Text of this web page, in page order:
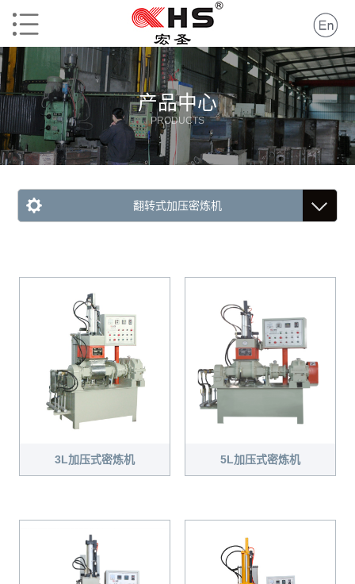
产品中心
PRODUCTS
翻转式加压密炼机
3L加压式密炼机 5L加压式密炼机